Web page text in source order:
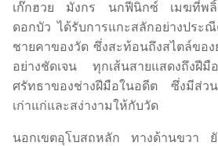
เก๊กฮวย มังกร นกฟีนิกซ์ เมฆที่พลิ้
ดอกบัว ได้รับการแกะสลักอย่างประ
ชายคาของวัด ซึ่งสะท้อนถึงสไตล์ของ
อย่างชัดเจน ทุกเส้นสายแสดงถึงฝีมื
ศรัทธาของช่างฝีมือในอดีต ซึ่งมีส่ว
เก่าแก่และสง่างามให้กับวัด
นอกเขตอุโบสถหลัก ทางด้านขวา ยั